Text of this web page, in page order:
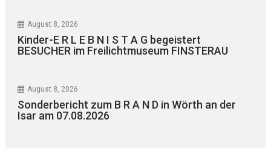
August 8, 2026
Kinder-E R L E B N I S T A G begeistert
BESUCHER im Freilichtmuseum FINSTERAU
August 8, 2026
Sonderbericht zum B R A N D in Wörth an der
Isar am 07.08.2026